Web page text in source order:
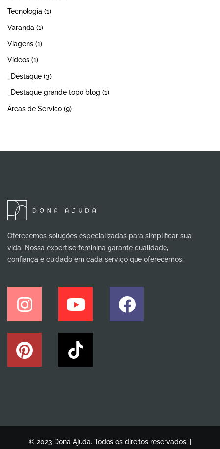
Tecnologia (1)
Varanda (1)
Viagens (1)
Vídeos (1)
_Destaque (3)
_Destaque grande topo blog (1)
Áreas de Serviço (9)
Oferecemos soluções especializadas para simplificar sua
vida. Nossa expertise feminina garante qualidade,
confiança e cuidado em cada serviço que oferecemos.
© 2023 Dona Ajuda. Todos os direitos reservados. |